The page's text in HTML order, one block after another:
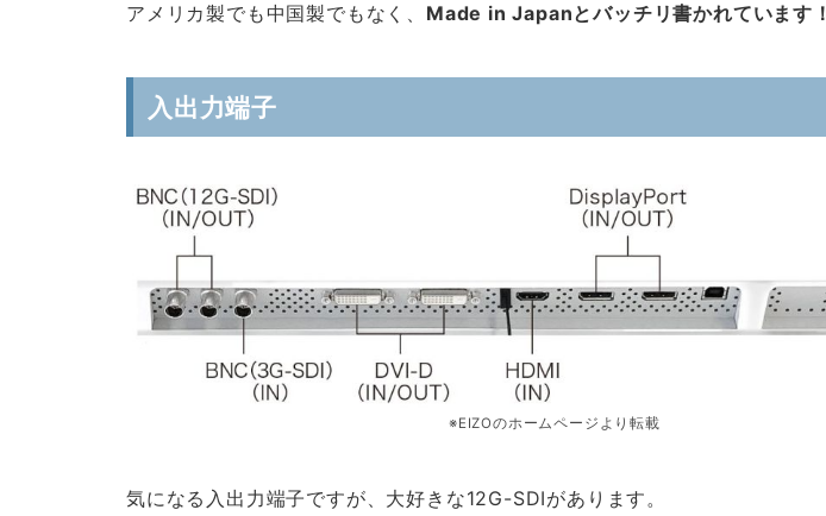
アメリカ製でも中国製でもなく、 Made in Japanとバッチリ書かれています！
入出力端子
※EIZOのホームページより転載
気になる入出力端子ですが、大好きな12G-SDIがあります。